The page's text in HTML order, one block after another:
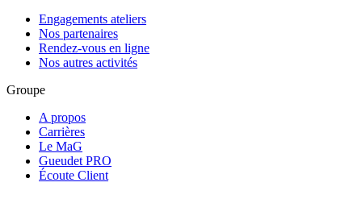
Engagements ateliers
Nos partenaires
Rendez-vous en ligne
Nos autres activités
Groupe
A propos
Carrières
Le MaG
Gueudet PRO
Écoute Client